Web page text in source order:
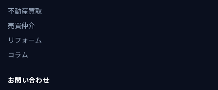
不動産買取
売買仲介
リフォーム
コラム
お問い合わせ